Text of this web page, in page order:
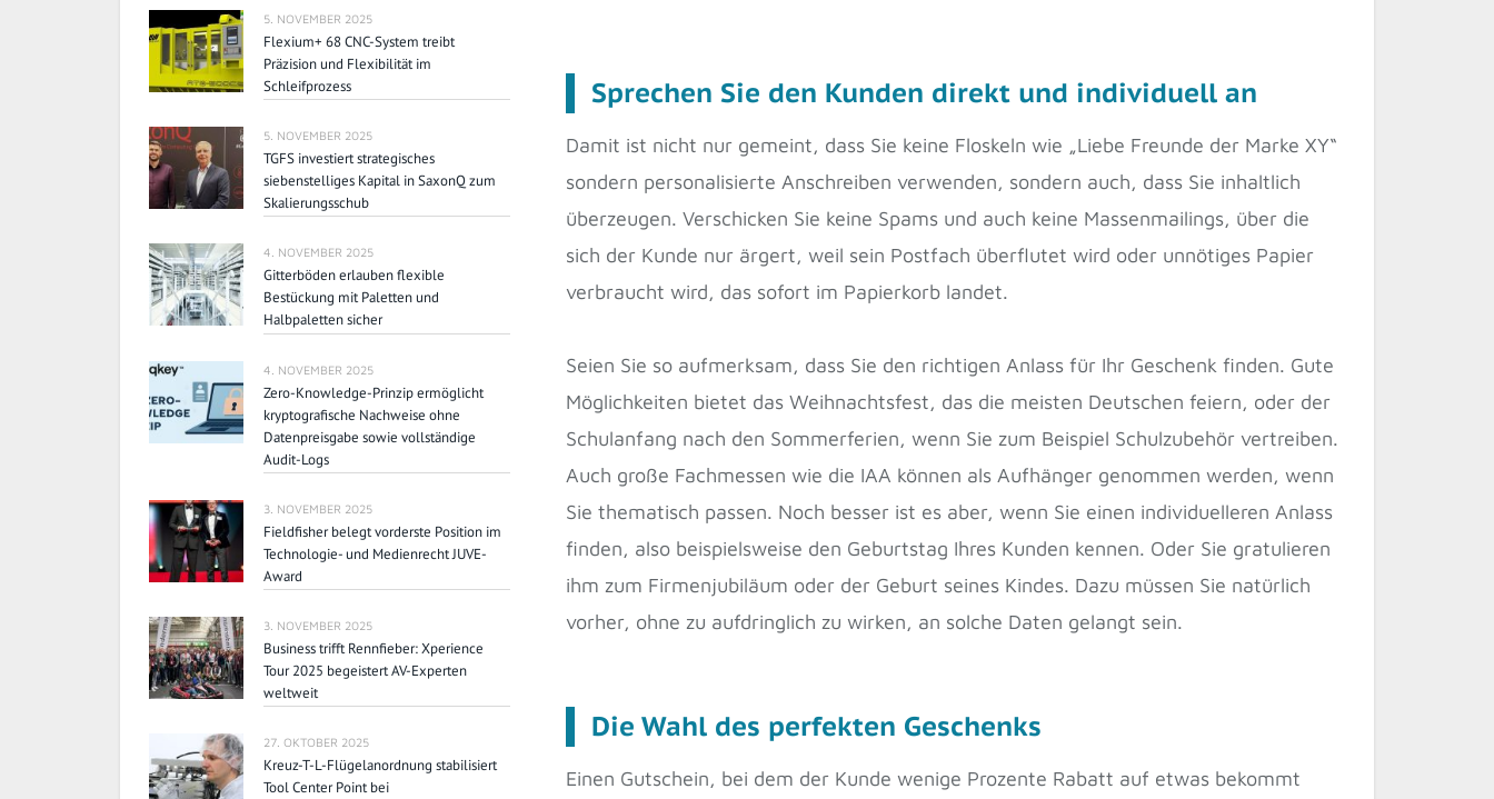
Sprechen Sie den Kunden direkt und individuell an
Damit ist nicht nur gemeint, dass Sie keine Floskeln wie „Liebe Freunde der Marke XY“
sondern personalisierte Anschreiben verwenden, sondern auch, dass Sie inhaltlich
überzeugen. Verschicken Sie keine Spams und auch keine Massenmailings, über die
sich der Kunde nur ärgert, weil sein Postfach überflutet wird oder unnötiges Papier
verbraucht wird, das sofort im Papierkorb landet.
Seien Sie so aufmerksam, dass Sie den richtigen Anlass für Ihr Geschenk finden. Gute
Möglichkeiten bietet das Weihnachtsfest, das die meisten Deutschen feiern, oder der
Schulanfang nach den Sommerferien, wenn Sie zum Beispiel Schulzubehör vertreiben.
Auch große Fachmessen wie die IAA können als Aufhänger genommen werden, wenn
Sie thematisch passen. Noch besser ist es aber, wenn Sie einen individuelleren Anlass
finden, also beispielsweise den Geburtstag Ihres Kunden kennen. Oder Sie gratulieren
ihm zum Firmenjubiläum oder der Geburt seines Kindes. Dazu müssen Sie natürlich
vorher, ohne zu aufdringlich zu wirken, an solche Daten gelangt sein.
Die Wahl des perfekten Geschenks
Einen Gutschein, bei dem der Kunde wenige Prozente Rabatt auf etwas bekommt
5. NOVEMBER 2025
Flexium+ 68 CNC-System treibt
Präzision und Flexibilität im
Schleifprozess
5. NOVEMBER 2025
TGFS investiert strategisches
siebenstelliges Kapital in SaxonQ zum
Skalierungsschub
4. NOVEMBER 2025
Gitterböden erlauben flexible
Bestückung mit Paletten und
Halbpaletten sicher
4. NOVEMBER 2025
Zero-Knowledge-Prinzip ermöglicht
kryptografische Nachweise ohne
Datenpreisgabe sowie vollständige
Audit-Logs
3. NOVEMBER 2025
Fieldfisher belegt vorderste Position im
Technologie- und Medienrecht JUVE-
Award
3. NOVEMBER 2025
Business trifft Rennfieber: Xperience
Tour 2025 begeistert AV-Experten
weltweit
27. OKTOBER 2025
Kreuz-T-L-Flügelanordnung stabilisiert
Tool Center Point bei